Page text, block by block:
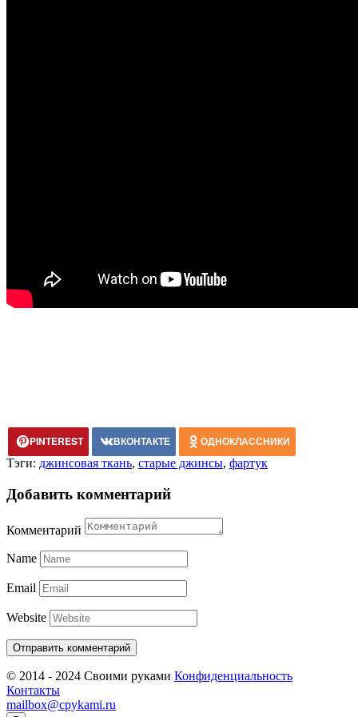
PINTEREST ВКОНТАКТЕ ОДНОКЛАССНИКИ
Тэги: джинсовая ткань, старые джинсы, фартук
Добавить комментарий
Комментарий
Name
Email
Website
© 2014 - 2024 Своими руками Конфиденциальность
Контакты
mailbox@cpykami.ru